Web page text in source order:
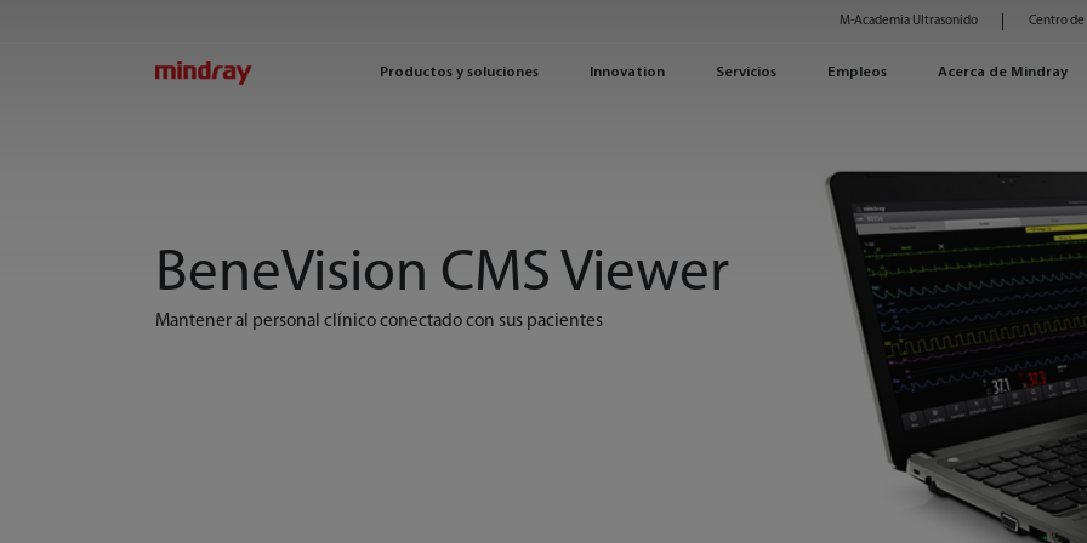
Productos y soluciones Innovation Servicios Empleos Acerca de Mindray
M-Academia Ultrasonido Centro de
BeneVision CMS Viewer
Mantener al personal clínico conectado con sus pacientes